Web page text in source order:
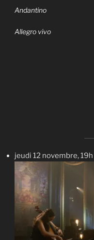
Andantino
Allegro vivo
jeudi 12 novembre, 19h